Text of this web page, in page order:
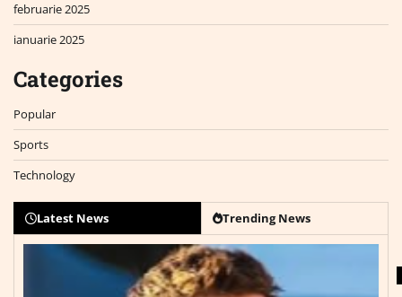
februarie 2025
ianuarie 2025
Categories
Popular
Sports
Technology
Latest News Trending News